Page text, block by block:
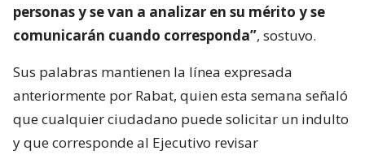
personas y se van a analizar en su mérito y se
comunicarán cuando corresponda”, sostuvo.
Sus palabras mantienen la línea expresada
anteriormente por Rabat, quien esta semana señaló
que cualquier ciudadano puede solicitar un indulto
y que corresponde al Ejecutivo revisar